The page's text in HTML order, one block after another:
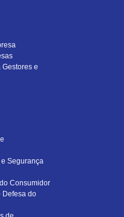
e
Segurança
Consumidor
Defesa do